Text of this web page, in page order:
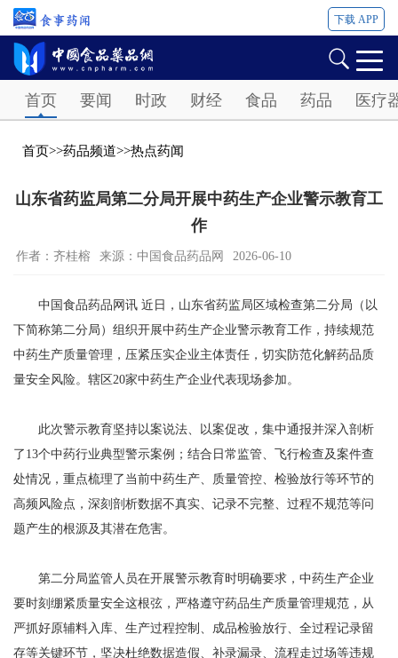
下载 APP
首页 要闻 时政 财经 食品 药品 医疗
首页>>药品频道>>热点药闻
山东省药监局第二分局开展中药生产企业警示教育工
作
作者：齐桂榕 来源：中国食品药品网 2026-06-10
中国食品药品网讯 近日，山东省药监局区域检查第二分局（以
下简称第二分局）组织开展中药生产企业警示教育工作，持续规范
中药生产质量管理，压紧压实企业主体责任，切实防范化解药品质
量安全风险。辖区20家中药生产企业代表现场参加。
此次警示教育坚持以案说法、以案促改，集中通报并深入剖析
了13个中药行业典型警示案例；结合日常监管、飞行检查及案件查
处情况，重点梳理了当前中药生产、质量管控、检验放行等环节的
高频风险点，深刻剖析数据不真实、记录不完整、过程不规范等问
题产生的根源及其潜在危害。
第二分局监管人员在开展警示教育时明确要求，中药生产企业
要时刻绷紧质量安全这根弦，严格遵守药品生产质量管理规范，从
严抓好原辅料入库、生产过程控制、成品检验放行、全过程记录留
存等关键环节，坚决杜绝数据造假、补录漏录、流程走过场等违规